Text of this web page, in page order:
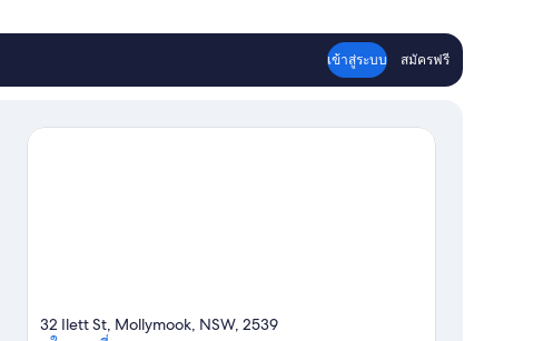
เข้าสู่ระบบ สมัครฟรี
32 Ilett St, Mollymook, NSW, 2539